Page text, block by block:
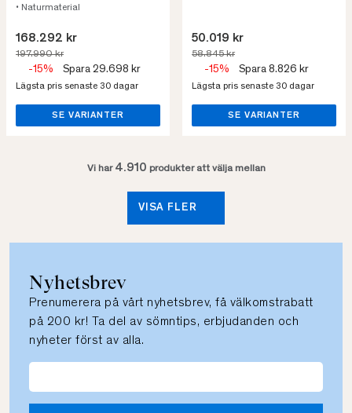
• Naturmaterial
168.292 kr
197.990 kr
-15% Spara 29.698 kr
Lägsta pris senaste 30 dagar
SE VARIANTER
50.019 kr
58.845 kr
-15% Spara 8.826 kr
Lägsta pris senaste 30 dagar
SE VARIANTER
Vi har 4.910 produkter att välja mellan
VISA FLER
Nyhetsbrev
Prenumerera på vårt nyhetsbrev, få välkomstrabatt
på 200 kr! Ta del av sömntips, erbjudanden och
nyheter först av alla.